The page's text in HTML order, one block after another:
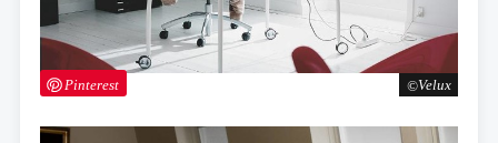
Velux
Pinterest